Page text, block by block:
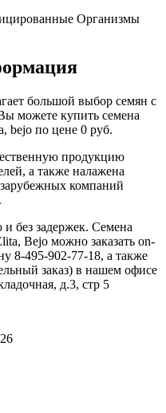
Организмы
большой выбор семян с
можете купить семена
bejo по цене 0 руб.
продукцию
а также налажена
компаний
и без задержек. Семена
Bejo можно заказать on-
8-495-902-77-18, а также
заказ) в нашем офисе
д.3, стр 5